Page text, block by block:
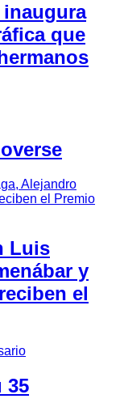
inaugura
que
Luis
y
el
35